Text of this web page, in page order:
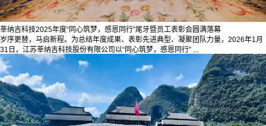
莘纳吉科技2025年度“同心筑梦，感恩同行”尾牙暨员工表彰会圆满落幕
岁序更替，马启新程。为总结年度成果、表彰先进典型、凝聚团队力量，2026年1月
31日，江苏莘纳吉科技股份有限公司以“同心筑梦，感恩同行” ...